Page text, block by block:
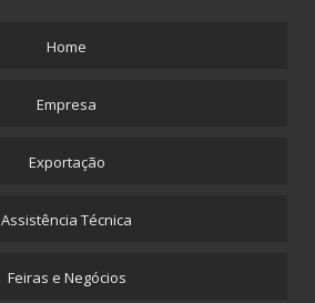
Home
Empresa
Exportação
Assistência Técnica
Feiras e Negócios